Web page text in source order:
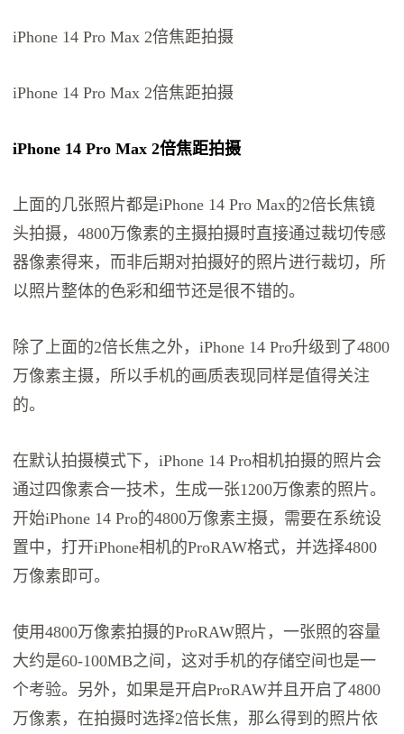
iPhone 14 Pro Max 2倍焦距拍摄
iPhone 14 Pro Max 2倍焦距拍摄
iPhone 14 Pro Max 2倍焦距拍摄
上面的几张照片都是iPhone 14 Pro Max的2倍长焦镜
头拍摄，4800万像素的主摄拍摄时直接通过裁切传感
器像素得来，而非后期对拍摄好的照片进行裁切，所
以照片整体的色彩和细节还是很不错的。
除了上面的2倍长焦之外，iPhone 14 Pro升级到了4800
万像素主摄，所以手机的画质表现同样是值得关注
的。
在默认拍摄模式下，iPhone 14 Pro相机拍摄的照片会
通过四像素合一技术，生成一张1200万像素的照片。
开始iPhone 14 Pro的4800万像素主摄，需要在系统设
置中，打开iPhone相机的ProRAW格式，并选择4800
万像素即可。
使用4800万像素拍摄的ProRAW照片，一张照的容量
大约是60-100MB之间，这对手机的存储空间也是一
个考验。另外，如果是开启ProRAW并且开启了4800
万像素，在拍摄时选择2倍长焦，那么得到的照片依